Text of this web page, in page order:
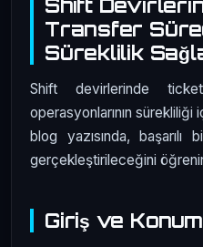
Transfer
Süreklilik
Shift devirlerinde
operasyonlarının
blog yazısında, başarılı
gerçekleştirileceğini
Giriş ve